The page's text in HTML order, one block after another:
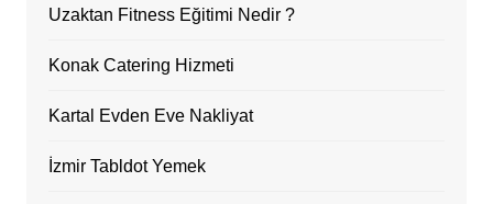
Uzaktan Fitness Eğitimi Nedir ?
Konak Catering Hizmeti
Kartal Evden Eve Nakliyat
İzmir Tabldot Yemek